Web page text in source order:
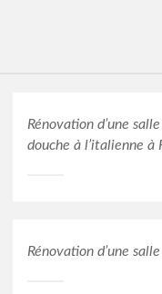
Rénovation d’une
douche à l’italienne à
Rénovation d’une salle